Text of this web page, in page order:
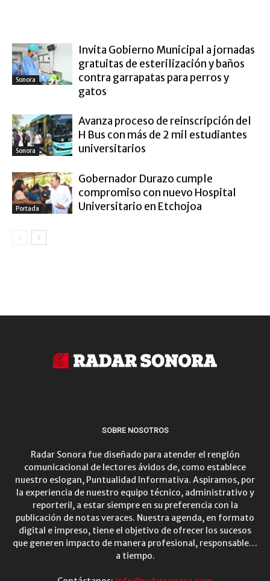
Sonora
Invita Gobierno Municipal a jornadas
gratuitas de esterilización y baños
contra garrapatas para perros y
gatos
Sonora
Avanza proceso de reinscripción del
H Bus con más de 2 mil estudiantes
universitarios
Portada
Gobernador Durazo cumple
compromiso con nuevo Hospital
Universitario en Etchojoa
SOBRE NOSOTROS
Radar Sonora fue diseñado para atender el renglón
comunicacional de lectores ávidos de, como establece
nuestro eslogan, Puntualidad Informativa. Aspiramos, por
la experiencia de nuestro equipo técnico, administrativo y
reporteril, a estar siempre en su preferencia con la
publicación de notas veraces. Nuestra agenda, en formato
digital e impreso, tiene el objetivo de ofrecer los sucesos
que generen impacto de manera profesional, responsable…
a tiempo.